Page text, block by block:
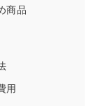
商品
用